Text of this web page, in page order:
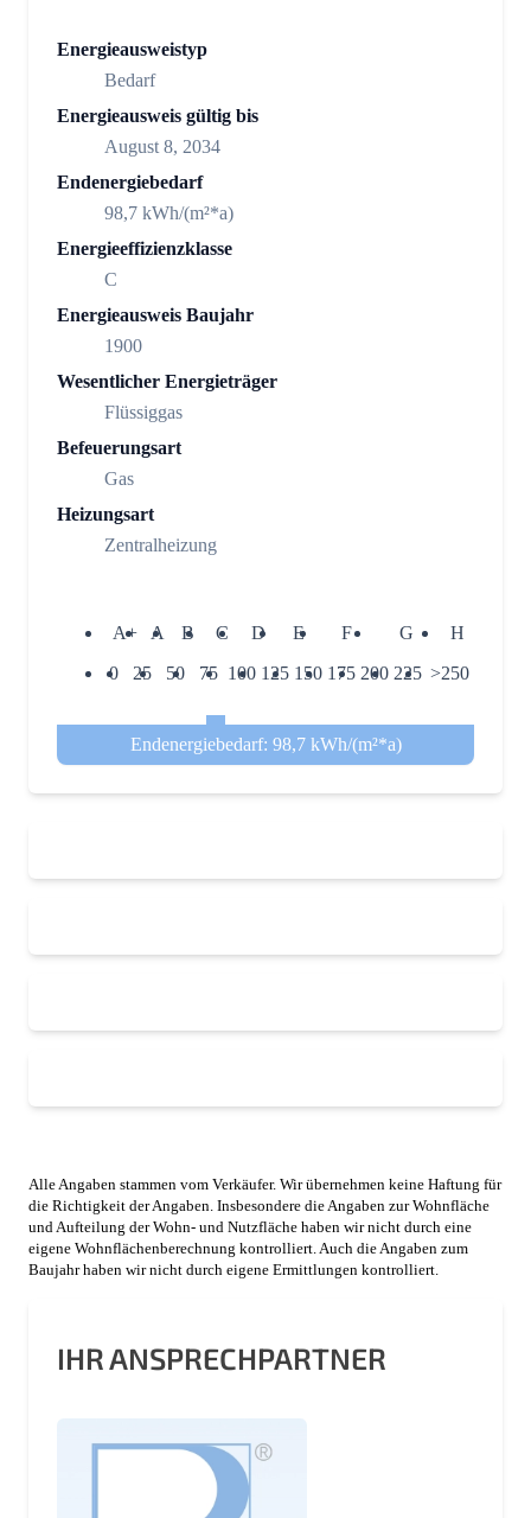
Energieausweistyp
Bedarf
Energieausweis gültig bis
August 8, 2034
Endenergiebedarf
98,7 kWh/(m²*a)
Energieeffizienzklasse
C
Energieausweis Baujahr
1900
Wesentlicher Energieträger
Flüssiggas
Befeuerungsart
Gas
Heizungsart
Zentralheizung
A+ A B C D E F G
H
0
25 50 75 100 125 150 175 200 225 >250
Endenergiebedarf: 98,7 kWh/(m²*a)
Alle Angaben stammen vom Verkäufer. Wir übernehmen keine Haftung für
die Richtigkeit der Angaben. Insbesondere die Angaben zur Wohnfläche
und Aufteilung der Wohn- und Nutzfläche haben wir nicht durch eine
eigene Wohnflächenberechnung kontrolliert. Auch die Angaben zum
Baujahr haben wir nicht durch eigene Ermittlungen kontrolliert.
IHR ANSPRECHPARTNER